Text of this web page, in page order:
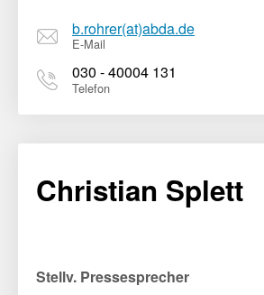
b.rohrer(at)abda.de
E-Mail
030 - 40004 131
Telefon
Christian Splett
Stellv. Pressesprecher